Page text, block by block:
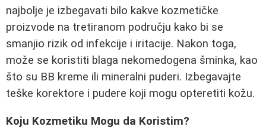
najbolje je izbegavati bilo kakve kozmetičke
proizvode na tretiranom području kako bi se
smanjio rizik od infekcije i iritacije. Nakon toga,
može se koristiti blaga nekomedogena šminka, kao
što su BB kreme ili mineralni puderi. Izbegavajte
teške korektore i pudere koji mogu opteretiti kožu.
Koju Kozmetiku Mogu da Koristim?